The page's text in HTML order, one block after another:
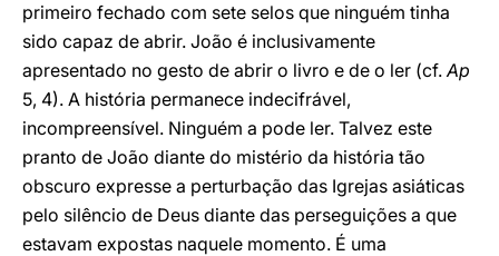
primeiro fechado com sete selos que ninguém tinha
sido capaz de abrir. João é inclusivamente
apresentado no gesto de abrir o livro e de o ler (cf.Ap
5, 4). A história permanece indecifrável,
incompreensível. Ninguém a pode ler. Talvez este
pranto de João diante do mistério da história tão
obscuro expresse a perturbação das Igrejas asiáticas
pelo silêncio de Deus diante das perseguições a que
estavam expostas naquele momento. É uma